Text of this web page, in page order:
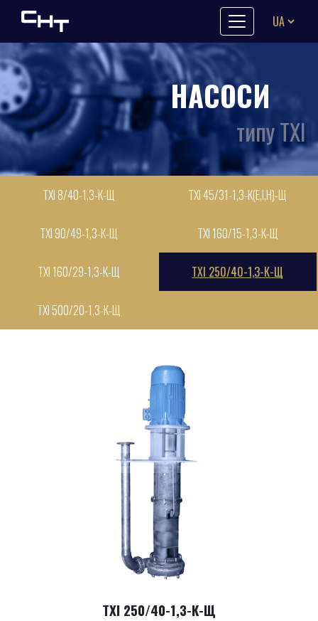
Skip to content
НАСОСИ
типу ТХІ
ТХІ 8/40-1,3-К-Щ ТХІ 45/31-1,3-К(Е,І,Н)-Щ
ТХІ 90/49-1,3-К-Щ ТХІ 160/15-1,3-К-Щ
ТХІ 160/29-1,3-К-Щ ТХІ 250/40-1,3-К-Щ
ТХІ 500/20-1,3-К-Щ
ТХІ 250/40-1,3-К-Щ